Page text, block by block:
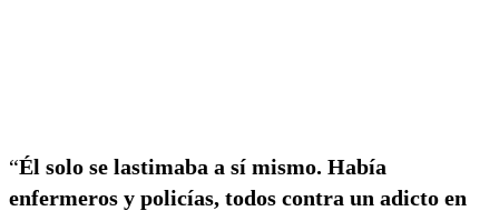
“Él solo se lastimaba a sí mismo. Había
enfermeros y policías, todos contra un adicto en